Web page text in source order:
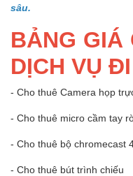
sâu.
BẢNG GIÁ
DỊCH VỤ
- Cho thuê Camera họp
- Cho thuê micro cầm tay
- Cho thuê bộ chromecast
- Cho thuê bút trình chiếu